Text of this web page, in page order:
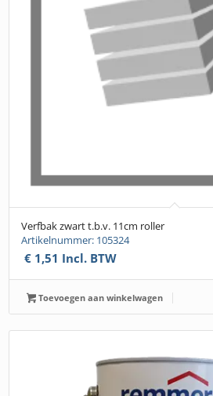
Verfbak zwart t.b.v. 11cm roller
Artikelnummer: 105324
€ 1,51 Incl. BTW
Toevoegen aan winkelwagen